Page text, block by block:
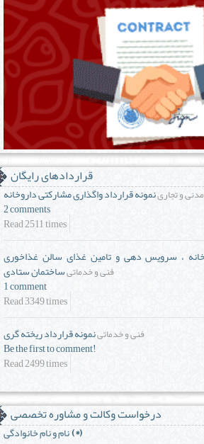
قراردادهای رایگان
نمونه قرارداد واگذاری مشارکتی داروخانهمدنی و تجاری
2 comments
Read 2511 times
، سرويس دهی و تامين غذای سالن غذاخوری
ساختمان ستادیفنی و خدماتی
1 comment
Read 3349 times
نمونه قرارداد ریخته گریفنی و خدماتی
Be the first to comment!
Read 2499 times
درخواست وکالت و مشاوره تخصصی
نام و نام خانوادگی(*)